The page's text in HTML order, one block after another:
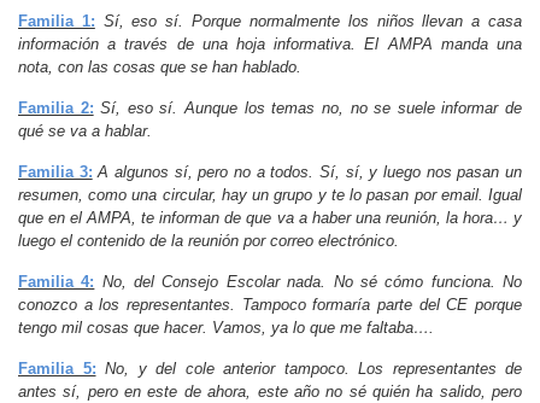
Familia 1: Sí, eso sí. Porque normalmente los niños llevan a casa
información a través de una hoja informativa. El AMPA manda una
nota, con las cosas que se han hablado.
Familia 2: Sí, eso sí. Aunque los temas no, no se suele informar de
qué se va a hablar.
Familia 3: A algunos sí, pero no a todos. Sí, sí, y luego nos pasan un
resumen, como una circular, hay un grupo y te lo pasan por email. Igual
que en el AMPA, te informan de que va a haber una reunión, la hora… y
luego el contenido de la reunión por correo electrónico.
Familia 4: No, del Consejo Escolar nada. No sé cómo funciona. No
conozco a los representantes. Tampoco formaría parte del CE porque
tengo mil cosas que hacer. Vamos, ya lo que me faltaba….
Familia 5: No, y del cole anterior tampoco. Los representantes de
antes sí, pero en este de ahora, este año no sé quién ha salido, pero